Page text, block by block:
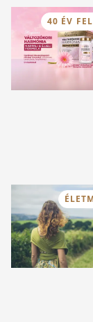
40 ÉV